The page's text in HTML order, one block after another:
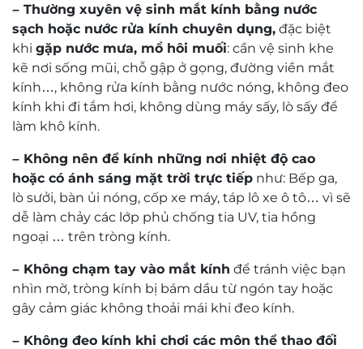
– Thường xuyên vệ sinh mắt kính bằng nước
sạch hoặc nước rửa kính chuyên dụng, đặc biệt
khi gặp nước mưa, mồ hôi muối: cần vệ sinh khe
kẽ nơi sống mũi, chỗ gập ở gọng, đường viền mắt
kính…, không rửa kính bằng nước nóng, không đeo
kính khi đi tắm hơi, không dùng máy sấy, lò sấy để
làm khô kính.
– Không nên để kính những nơi nhiệt độ cao
hoặc có ánh sáng mặt trời trực tiếp như: Bếp ga,
lò sưởi, bàn ủi nóng, cốp xe máy, táp lô xe ô tô… vì sẽ
dễ làm chảy các lớp phủ chống tia UV, tia hồng
ngoại … trên tròng kính.
– Không chạm tay vào mắt kính để tránh việc bạn
nhìn mờ, tròng kính bị bám dầu từ ngón tay hoặc
gây cảm giác không thoải mái khi đeo kính.
– Không đeo kính khi chơi các môn thể thao đối